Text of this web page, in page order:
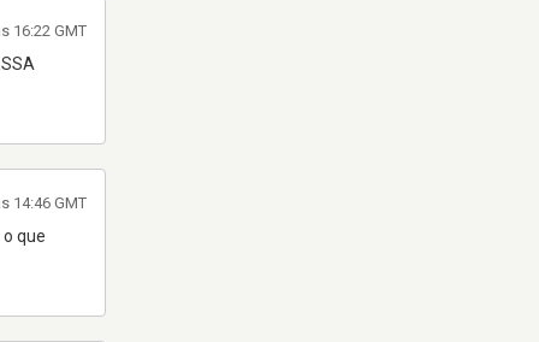
16:22 GMT
que
14:46 GMT